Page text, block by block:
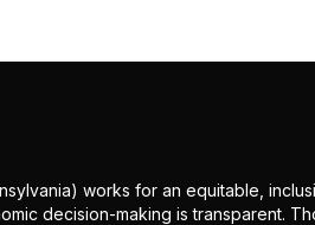
works for an equitable,
decision-making is transparent.